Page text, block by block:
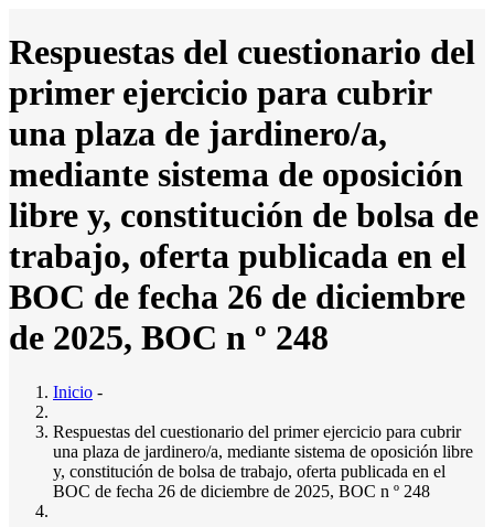
al
contenido
principal
Main
navigation
Inicio
Ayuntamiento
Saludo al Alcalde
Composición del pleno
Junta Gobierno Local
Comisiones Informativas
Servicios Municipales
El Ayto. Informa
Noticias
Direcciones y teléfonos de Interés
Actas Municipales
Electrónica)
Presupuestos
Calendario del Contribuyente 2026
Ordenanzas
Bandos
Normativa Urbanística
Respuestas del cuestionario del
primer ejercicio para cubrir
una plaza de jardinero/a,
mediante sistema de oposición
libre y, constitución de bolsa de
trabajo, oferta publicada en el
BOC de fecha 26 de diciembre
de 2025, BOC n º 248
Inicio -
Respuestas del cuestionario del primer ejercicio para cubrir
una plaza de jardinero/a, mediante sistema de oposición libre
y, constitución de bolsa de trabajo, oferta publicada en el
BOC de fecha 26 de diciembre de 2025, BOC n º 248